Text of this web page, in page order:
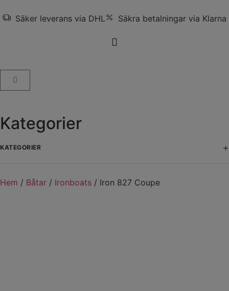
Säker leverans via DHL Säkra betalningar via Klarna
Kategorier
KATEGORIER +
Hem / Båtar / Ironboats / Iron 827 Coupe